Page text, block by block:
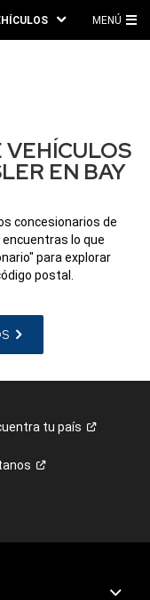
MENÚ
VEHÍCULOS
EN BAY
concesionarios de
encuentras lo que
para explorar
postal.
tupaís